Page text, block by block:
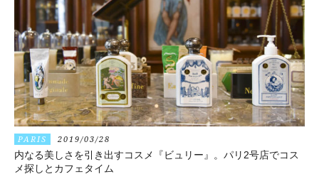
PARIS 2019/03/28
内なる美しさを引き出すコスメ『ビュリー』。パリ2号店でコス
メ探しとカフェタイム